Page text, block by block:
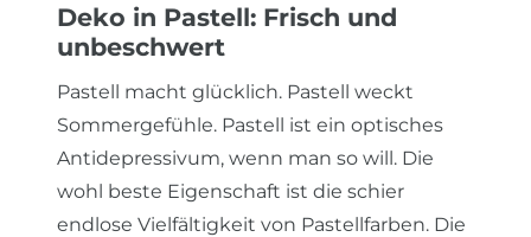
Deko in Pastell: Frisch und
unbeschwert
Pastell macht glücklich. Pastell weckt
Sommergefühle. Pastell ist ein optisches
Antidepressivum, wenn man so will. Die
wohl beste Eigenschaft ist die schier
endlose Vielfältigkeit von Pastellfarben. Die